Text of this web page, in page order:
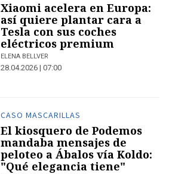
Xiaomi acelera en Europa:
así quiere plantar cara a
Tesla con sus coches
eléctricos premium
ELENA BELLVER
28.04.2026 | 07:00
CASO MASCARILLAS
El kiosquero de Podemos
mandaba mensajes de
peloteo a Ábalos vía Koldo:
"Qué elegancia tiene"